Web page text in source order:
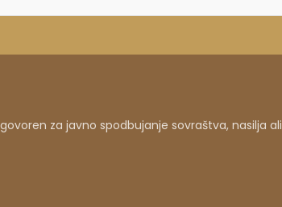
za javno spodbujanje sovraštva, nasilja ali